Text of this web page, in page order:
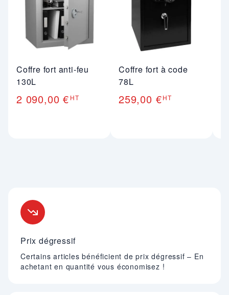
Coffre fort anti-feu
130L
2 090,00 € HT
Coffre fort à code
78L
259,00 €HT
Prix dégressif
Certains articles bénéficient de prix dégressif – En
achetant en quantité vous économisez !